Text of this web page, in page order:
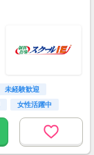
未経験歓迎
女性活躍中